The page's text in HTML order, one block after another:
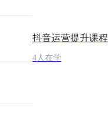
抖音运营提升课程
4人在学